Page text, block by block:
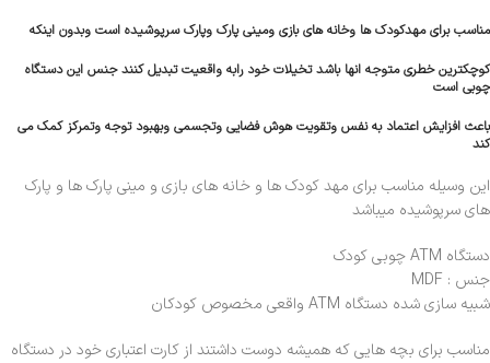
مناسب برای مهدکودک ها وخانه های بازی ومینی پارک وپارک سرپوشیده است وبدون اینکه
کوچکترین خطری متوجه انها باشد تخیلات خود رابه واقعیت تبدیل کنند جنس این دستگاه
چوبی است
باعث افزایش اعتماد به نفس وتقویت هوش فضایی وتجسمی وبهبود توجه وتمرکز کمک می
کند
این وسیله مناسب برای مهد کودک ها و خانه های بازی و مینی پارک ها و پارک
های سرپوشیده میباشد
دستگاه ATM چوبی کودک
جنس : MDF
شبیه سازی شده دستگاه ATM واقعی مخصوص کودکان
مناسب برای بچه هایی که همیشه دوست داشتند از کارت اعتباری خود در دستگاه